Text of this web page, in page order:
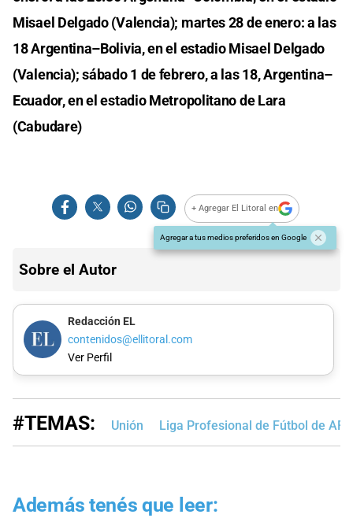
Misael Delgado (Valencia); martes 28 de enero: a las
18 Argentina–Bolivia, en el estadio Misael Delgado
(Valencia); sábado 1 de febrero, a las 18, Argentina–
Ecuador, en el estadio Metropolitano de Lara
(Cabudare)
+ Agregar El Litoral en
Agregar a tus medios preferidos en Google
Sobre el Autor
Redacción EL
contenidos@ellitoral.com
Ver Perfil
#TEMAS: Unión Liga Profesional de Fútbol de AFA
Además tenés que leer: